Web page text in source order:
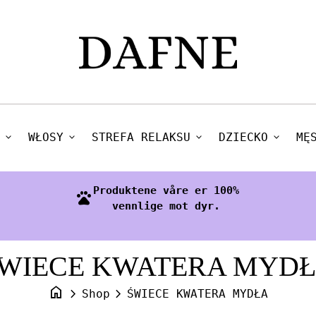
expand_more WŁOSY expand_more STREFA RELAKSU expand_more DZIECKO expand_more
pets Produktene våre er 100%
vennlige mot dyr.
KWATERA
home chevron_right Shop chevron_right ŚWIECE KWATERA MYDŁA